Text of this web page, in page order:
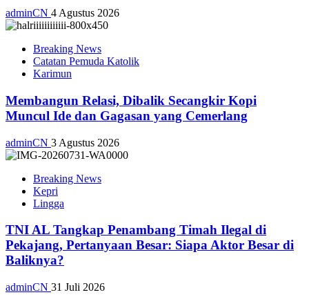
adminCN 4 Agustus 2026
Breaking News
Catatan Pemuda Katolik
Karimun
Membangun Relasi, Dibalik Secangkir Kopi
Muncul Ide dan Gagasan yang Cemerlang
adminCN 3 Agustus 2026
Breaking News
Kepri
Lingga
TNI AL Tangkap Penambang Timah Ilegal di
Pekajang, Pertanyaan Besar: Siapa Aktor Besar di
Baliknya?
adminCN 31 Juli 2026